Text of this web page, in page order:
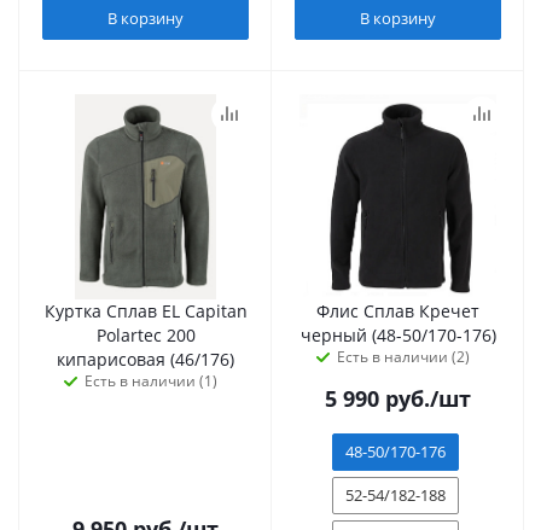
В корзину В корзину
Куртка Сплав EL Capitan
Polartec 200
кипарисовая (46/176)
Есть в наличии (1)
Флис Сплав Кречет
черный (48-50/170-176)
Есть в наличии (2)
5 990 руб./шт
48-50/170-176
52-54/182-188